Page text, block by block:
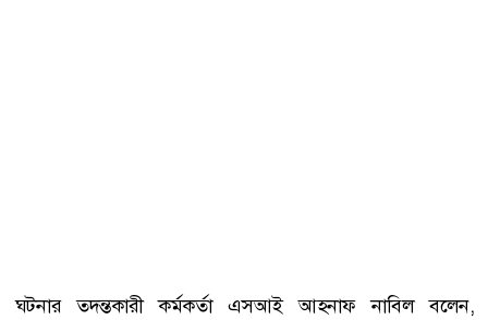
ঘটনার তদন্তকারী কর্মকর্তা এসআই আহনাফ নাবিল বলেন,